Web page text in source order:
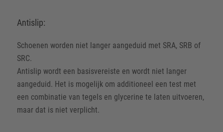
Antislip:
Schoenen worden niet langer aangeduid met SRA, SRB of
SRC.
Antislip wordt een basisvereiste en wordt niet langer
aangeduid. Het is mogelijk om additioneel een test met
een combinatie van tegels en glycerine te laten uitvoeren,
maar dat is niet verplicht.